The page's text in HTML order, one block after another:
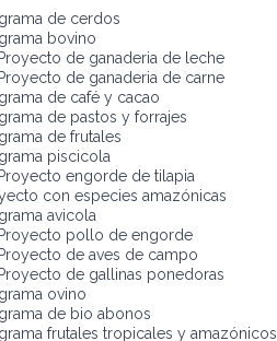
de cerdos
bovino
Proyecto de ganaderia de leche
Proyecto de ganaderia de carne
de café y cacao
de pastos y forrajes
de frutales
piscicola
Proyecto engorde de tilapia
con especies amazónicas
avicola
Proyecto pollo de engorde
Proyecto de aves de campo
Proyecto de gallinas ponedoras
ovino
de bio abonos
frutales tropicales y amazónicos